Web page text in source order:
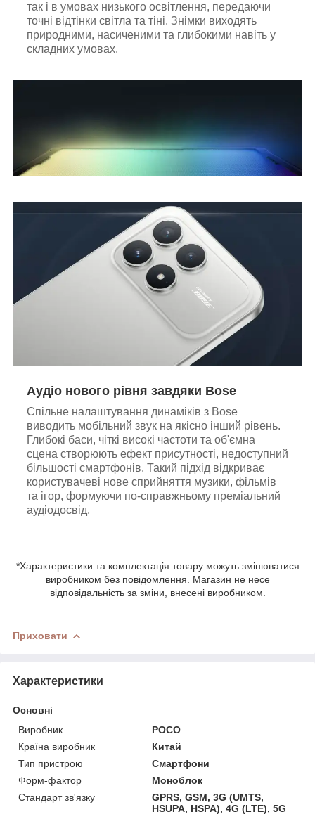
так і в умовах низького освітлення, передаючи
точні відтінки світла та тіні. Знімки виходять
природними, насиченими та глибокими навіть у
складних умовах.
Аудіо нового рівня завдяки Bose
Спільне налаштування динаміків з Bose
виводить мобільний звук на якісно інший рівень.
Глибокі баси, чіткі високі частоти та об'ємна
сцена створюють ефект присутності, недоступний
більшості смартфонів. Такий підхід відкриває
користувачеві нове сприйняття музики, фільмів
та ігор, формуючи по-справжньому преміальний
аудіодосвід.
*Характеристики та комплектація товару можуть змінюватися
виробником без повідомлення. Магазин не несе
відповідальність за зміни, внесені виробником.
Приховати
Характеристики
Основні
Виробник
POCO
Країна виробник
Китай
Тип пристрою
Смартфони
Форм-фактор
Моноблок
Стандарт зв'язку
GPRS, GSM, 3G (UMTS,
HSUPA, HSPA), 4G (LTE), 5G